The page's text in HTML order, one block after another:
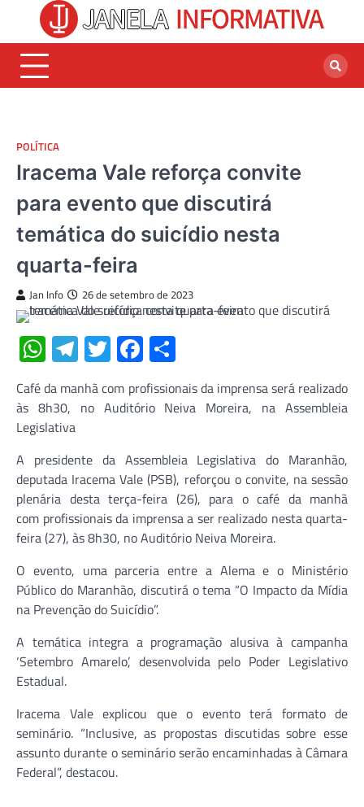
content
POLÍTICA
Iracema Vale reforça convite
para evento que discutirá
temática do suicídio nesta
quarta-feira
Jan Info 26 de setembro de 2023
WhatsApp
Telegram
TwitterFacebook
Café da manhã com profissionais da imprensa será realizado
às 8h30, no Auditório Neiva Moreira, na Assembleia
Legislativa
A presidente da Assembleia Legislativa do Maranhão,
deputada Iracema Vale (PSB), reforçou o convite, na sessão
plenária desta terça-feira (26), para o café da manhã
com profissionais da imprensa a ser realizado nesta quarta-
feira (27), às 8h30, no Auditório Neiva Moreira.
O evento, uma parceria entre a Alema e o Ministério
Público do Maranhão, discutirá o tema “O Impacto da Mídia
na Prevenção do Suicídio”.
A temática integra a programação alusiva à campanha
‘Setembro Amarelo’, desenvolvida pelo Poder Legislativo
Estadual.
Iracema Vale explicou que o evento terá formato de
seminário. “Inclusive, as propostas discutidas sobre esse
assunto durante o seminário serão encaminhadas à Câmara
Federal”, destacou.